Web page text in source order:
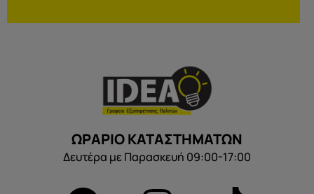
ΩΡΑΡΙΟ ΚΑΤΑΣΤΗΜΑΤΩΝ
Δευτέρα με Παρασκευή 09:00-17:00